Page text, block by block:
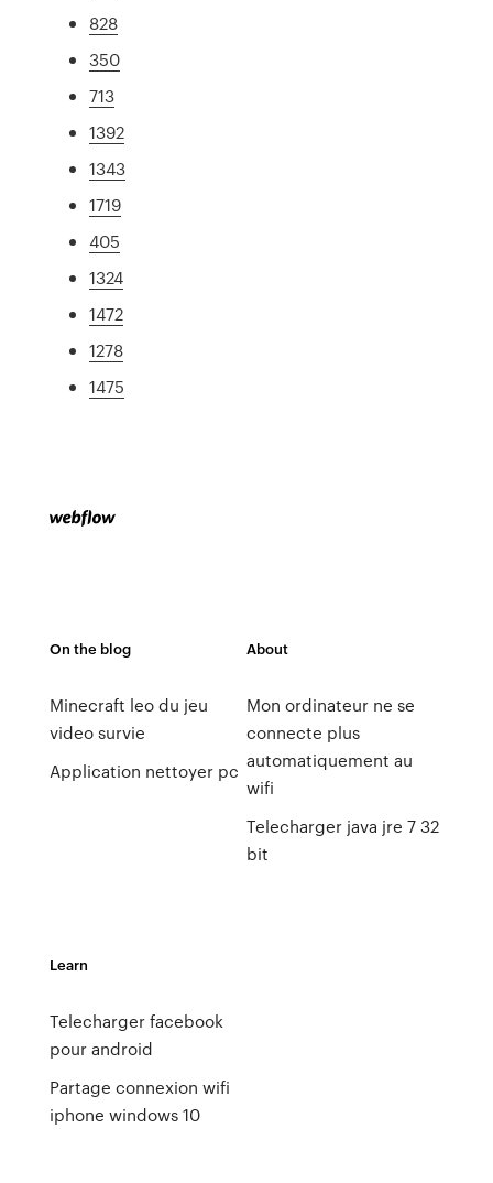
828
350
713
1392
1343
1719
405
1324
1472
1278
1475
On the blog
Minecraft leo du jeu
video survie
Application nettoyer pc
About
Mon ordinateur ne se
connecte plus
automatiquement au
wifi
Telecharger java jre 7 32
bit
Learn
Telecharger facebook
pour android
Partage connexion wifi
iphone windows 10